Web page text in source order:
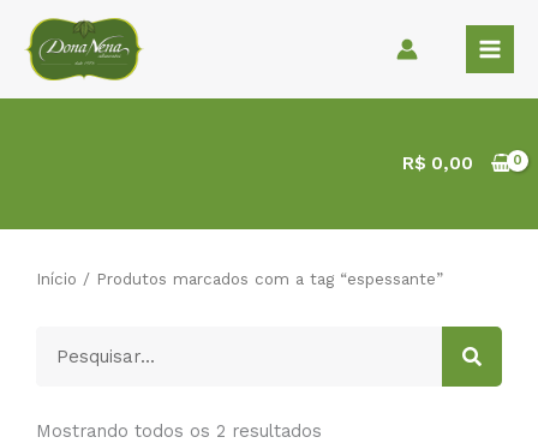
para
conteúdo
R$ 0,00
Início / Produtos marcados com a tag “espessante”
Mostrando todos os 2 resultados